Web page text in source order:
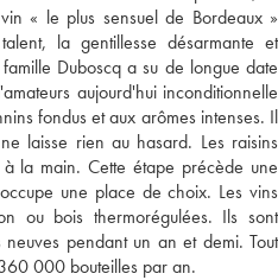
« le plus sensuel de Bordeaux »
la gentillesse désarmante et
Duboscq a su de longue date
aujourd'hui inconditionnelle
fondus et aux arômes intenses. Il
laisse rien au hasard. Les raisins
la main. Cette étape précède une
une place de choix. Les vins
ou bois thermorégulées. Ils sont
pendant un an et demi. Tout
000 bouteilles par an.